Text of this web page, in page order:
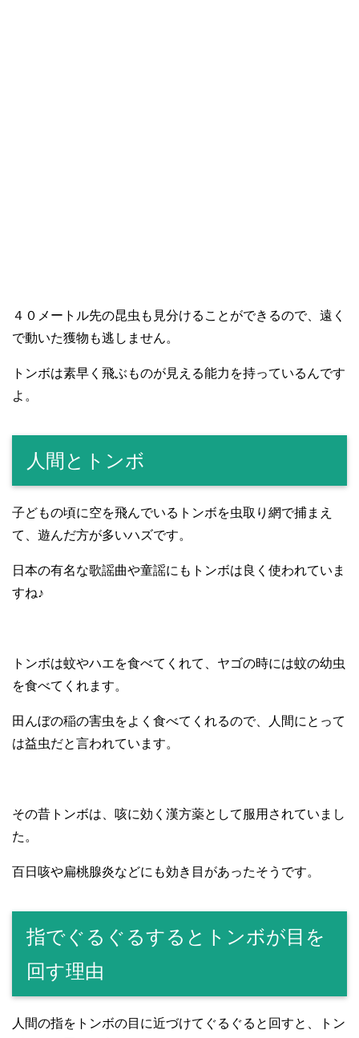
４０メートル先の昆虫も見分けることができるので、遠く
で動いた獲物も逃しません。
トンボは素早く飛ぶものが見える能力を持っているんです
よ。
人間とトンボ
子どもの頃に空を飛んでいるトンボを虫取り網で捕まえ
て、遊んだ方が多いハズです。
日本の有名な歌謡曲や童謡にもトンボは良く使われていま
すね♪
トンボは蚊やハエを食べてくれて、ヤゴの時には蚊の幼虫
を食べてくれます。
田んぼの稲の害虫をよく食べてくれるので、人間にとって
は益虫だと言われています。
その昔トンボは、咳に効く漢方薬として服用されていまし
た。
百日咳や扁桃腺炎などにも効き目があったそうです。
指でぐるぐるするとトンボが目を
回す理由
人間の指をトンボの目に近づけてぐるぐると回すと、トン